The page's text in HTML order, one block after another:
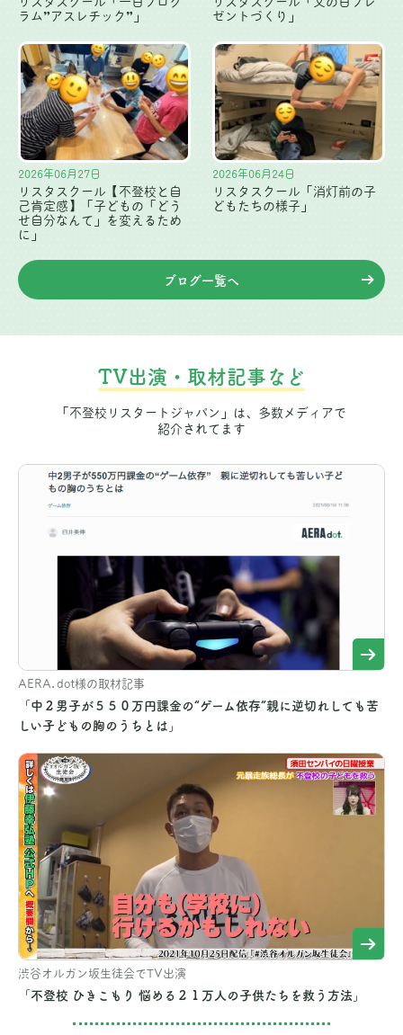
ラム”アスレチック”」
ゼントづくり」
2026年06月27日
リスタスクール【不登校と自
己肯定感】「子どもの「どう
せ自分なんて」を変えるため
に」
2026年06月24日
リスタスクール「消灯前の子
どもたちの様子」
ブログ一覧へ
TV出演・取材記事など
「不登校リスタートジャパン」は、多数メディアで
紹介されてます
AERA.dot様の取材記事
「中２男子が５５０万円課金の“ゲーム依存”親に逆切れしても苦
しい子どもの胸のうちとは」
渋谷オルガン坂生徒会でTV出演
「不登校 ひきこもり 悩める２１万人の子供たちを救う方法」